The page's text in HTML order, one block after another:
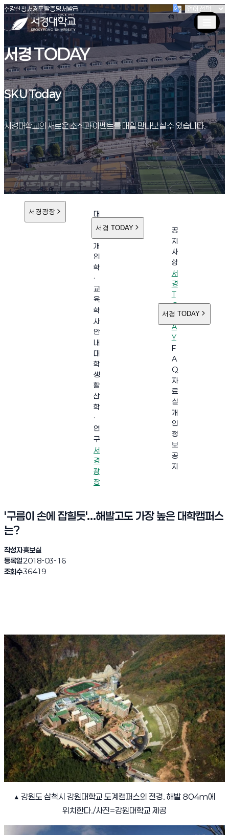
서경대학교
수강신청(새창 열림)
서경포탈(새창 열림)
증명서발급(새창 열림)
서경 TODAY
SKU Today
SKU Today
서경대학교의 새로운 소식과 이벤트를 매일 만나보실 수 있습니다.
서경광장
대
학
개
입
학
·
교
육
학
사
안
내
대
학
생
활
산
학
·
연
구
서
경
광
장
서경 TODAY
공
지
사
항
서
경
T
O
D
A
Y
F
A
Q
자
료
실
개
인
정
보
공
지
서경 TODAY
'구름이 손에 잡힐듯'...해발고도 가장 높은 대학캠퍼스
는?
작성자홍보실
등록일2018-03-16
조회수36419
▲ 강원도 삼척시 강원대학교 도계캠퍼스의 전경. 해발 804m에
위치한다./사진=강원대학교 제공